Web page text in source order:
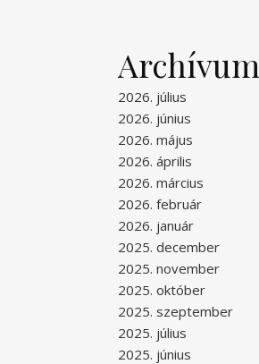
Archívum
2026. július
2026. június
2026. május
2026. április
2026. március
2026. február
2026. január
2025. december
2025. november
2025. október
2025. szeptember
2025. július
2025. június